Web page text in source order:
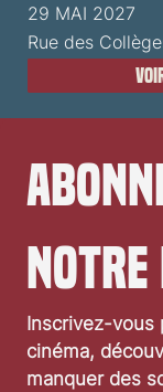
29 MAI 2027
Rue des
Inscrivez-vous
cinéma,
manquer des